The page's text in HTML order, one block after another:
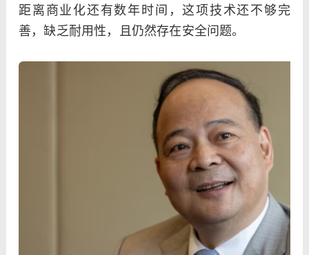
距离商业化还有数年时间，这项技术还不够完
善，缺乏耐用性，且仍然存在安全问题。